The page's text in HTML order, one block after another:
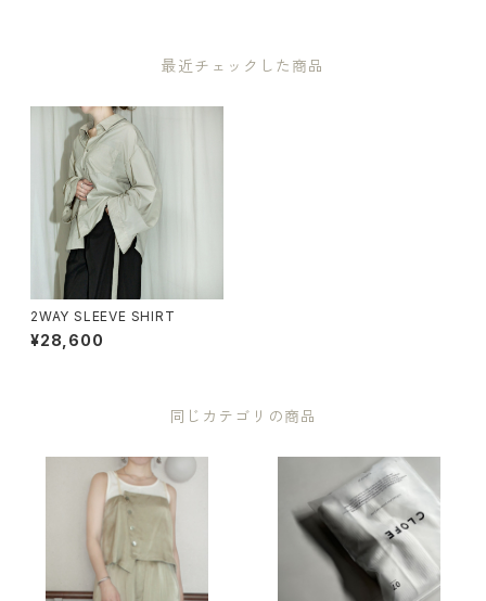
最近チェックした商品
2WAY SLEEVE SHIRT
¥28,600
同じカテゴリの商品